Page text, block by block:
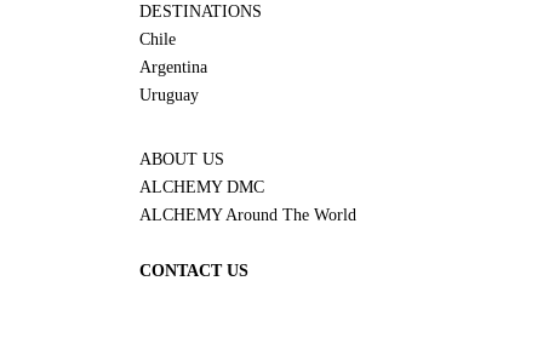
DESTINATIONS
Chile
Argentina
Uruguay
ABOUT US
ALCHEMY DMC
ALCHEMY Around The World
CONTACT US